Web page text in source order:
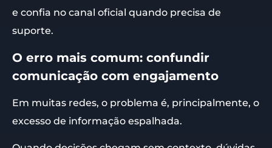
e confia no canal oficial quando precisa de
suporte.
O erro mais comum: confundir
comunicação com engajamento
Em muitas redes, o problema é, principalmente, o
excesso de informação espalhada.